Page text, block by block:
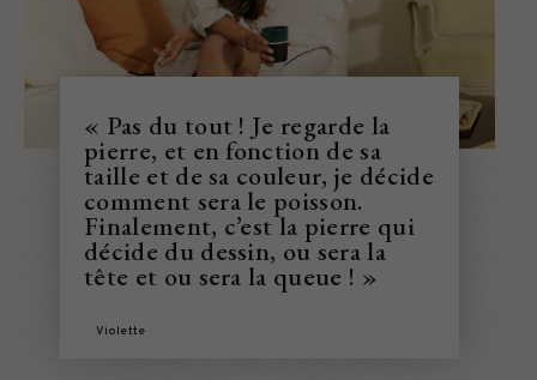
« Pas du tout ! Je regarde la
pierre, et en fonction de sa
taille et de sa couleur, je décide
comment sera le poisson.
Finalement, c’est la pierre qui
décide du dessin, ou sera la
tête et ou sera la queue ! »
Violette